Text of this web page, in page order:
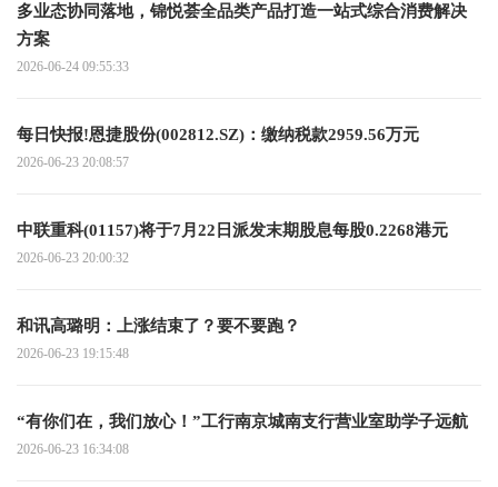
多业态协同落地，锦悦荟全品类产品打造一站式综合消费解决
方案
2026-06-24 09:55:33
每日快报!恩捷股份(002812.SZ)：缴纳税款2959.56万元
2026-06-23 20:08:57
中联重科(01157)将于7月22日派发末期股息每股0.2268港元
2026-06-23 20:00:32
和讯高璐明：上涨结束了？要不要跑？
2026-06-23 19:15:48
“有你们在，我们放心！”工行南京城南支行营业室助学子远航
2026-06-23 16:34:08